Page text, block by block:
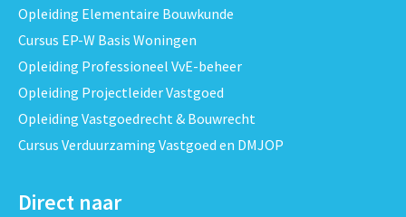
Opleiding Elementaire Bouwkunde
Cursus EP-W Basis Woningen
Opleiding Professioneel VvE-beheer
Opleiding Projectleider Vastgoed
Opleiding Vastgoedrecht & Bouwrecht
Cursus Verduurzaming Vastgoed en DMJOP
Direct naar